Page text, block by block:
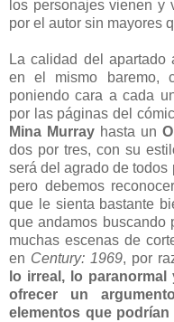
los personajes vienen y
por el autor sin mayores
La calidad del apartado
en el mismo baremo,
poniendo cara a cada
por las páginas del
Mina Murray hasta un
dos por tres, con su
será del agrado de todos
pero debemos
que le sienta bastante
que andamos buscando
muchas escenas de
en Century: 1969, por
lo irreal, lo
ofrecer un
elementos que